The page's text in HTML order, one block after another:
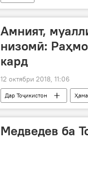
Амният,
низомӣ:
кард
12 октябри 2018, 11:06
Дар Тоҷикистон
Медведев ба